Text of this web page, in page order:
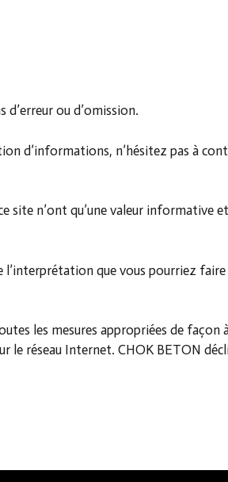
ou d’omission.
d’informations, n’hésitez pas à
site n’ont qu’une valeur informative
l’interprétation que vous pourriez
les mesures appropriées de
le réseau Internet. CHOK BETON